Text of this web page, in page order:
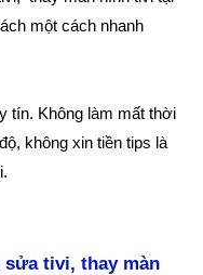
một cách nhanh
tín. Không làm mất thời
không xin tiền tips là
sửa tivi, thay màn